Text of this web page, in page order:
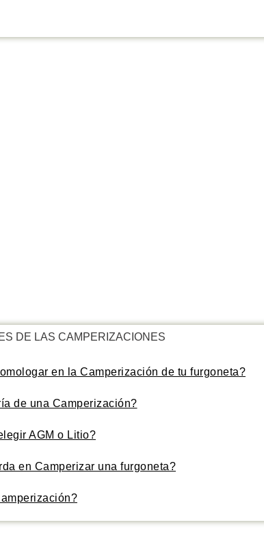
DE LAS CAMPERIZACIONES
en la Camperización de tu furgoneta?
de una Camperización?
AGM o Litio?
en Camperizar una furgoneta?